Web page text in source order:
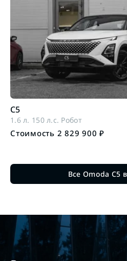
C5
1.6 л. 150 л.с. Робот
Стоимость 2 829 900 ₽
Все Omoda C5